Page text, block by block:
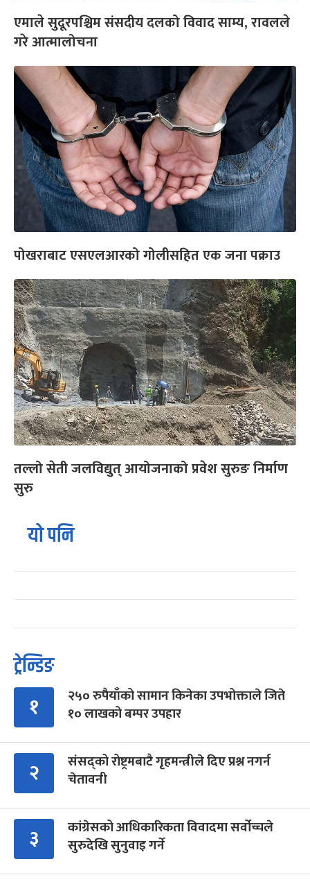
एमाले सुदूरपश्चिम संसदीय दलको विवाद साम्य, रावलले
गरे आत्मालोचना
पोखराबाट एसएलआरको गोलीसहित एक जना पक्राउ
तल्लो सेती जलविद्युत् आयोजनाको प्रवेश सुरुङ निर्माण
सुरु
यो पनि
ट्रेन्डिङ
१
२५० रुपैयाँको सामान किनेका उपभोक्ताले जिते
१० लाखको बम्पर उपहार
२
संसद्को रोष्ट्रमबाटै गृहमन्त्रीले दिए प्रश्न नगर्न
चेतावनी
३
कांग्रेसको आधिकारिकता विवादमा सर्वोच्चले
सुरुदेखि सुनुवाइ गर्ने